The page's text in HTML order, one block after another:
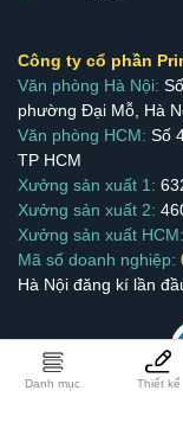
Công ty cổ phần
Văn phòng Hà Nội:
phường Đại Mỗ, Hà
Văn phòng HCM: Số
TP HCM
Xưởng sản xuất 1:
Xưởng sản xuất 2:
Xưởng sản xuất HCM:
Mã số doanh nghiệp:
Hà Nội đăng kí lần
Danh mục Thiết kế